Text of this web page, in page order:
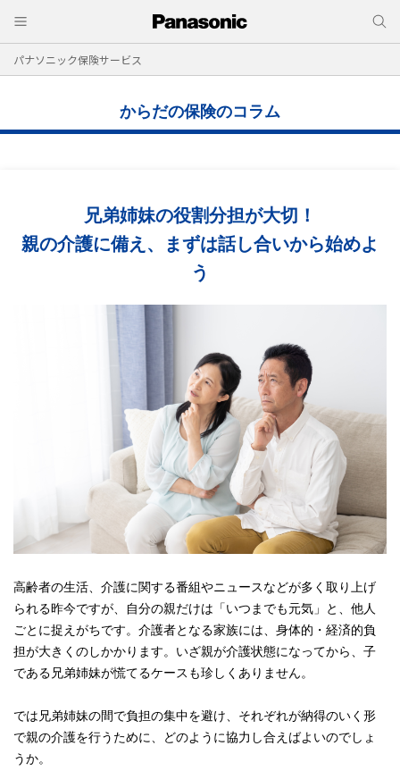
パナソニック保険サービス
からだの保険のコラム
兄弟姉妹の役割分担が大切！
親の介護に備え、まずは話し合いから始めよ
う
高齢者の生活、介護に関する番組やニュースなどが多く取り上げ
られる昨今ですが、自分の親だけは「いつまでも元気」と、他人
ごとに捉えがちです。介護者となる家族には、身体的・経済的負
担が大きくのしかかります。いざ親が介護状態になってから、子
である兄弟姉妹が慌てるケースも珍しくありません。
では兄弟姉妹の間で負担の集中を避け、それぞれが納得のいく形
で親の介護を行うために、どのように協力し合えばよいのでしょ
うか。